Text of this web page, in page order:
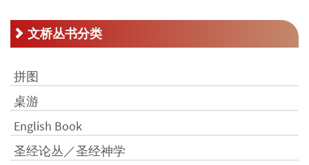
文桥丛书分类
拼图
桌游
English Book
圣经论丛／圣经神学